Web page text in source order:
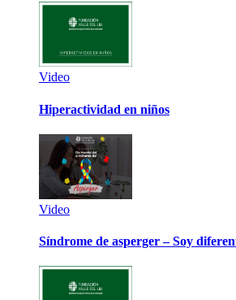
Video
Hiperactividad en niños
Video
Síndrome de asperger – Soy